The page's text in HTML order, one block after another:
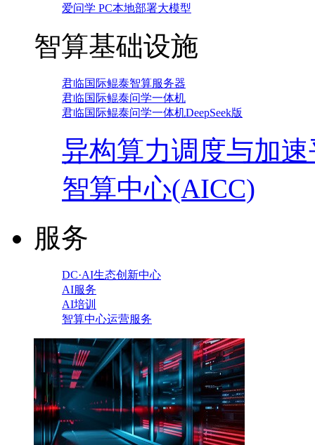
爱问学 PC本地部署大模型
智算基础设施
君临国际鲲泰智算服务器
君临国际鲲泰问学一体机
君临国际鲲泰问学一体机DeepSeek版
异构算力调度与加
智算中心(AICC)
服务
DC·AI生态创新中心
AI服务
AI培训
智算中心运营服务